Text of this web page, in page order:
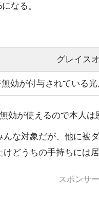
なる。
グレイス
効が付与されている
効が使えるので本人は
んな対象だが、他に被
どうちの手持ちには居
スポンサ